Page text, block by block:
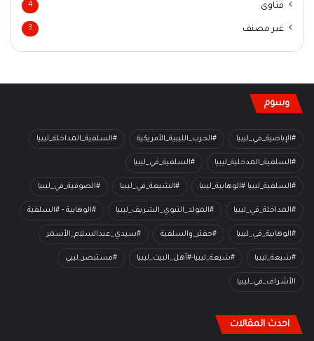
فتاوى 4
غير مصنف 3
وسوم
#الإباضية_في_ليبيا #الحرب_الليبية_الأمريكية #السلفية_المداخلة_ليبيا
#السلفية_المدخلية_ليبيا #السلفية_في_ليبيا
#السلفية_ليبيا #الوهابية_ليبيا #الشيعة_في_ليبيا #الصوفية_في_ليبيا
#المداخلة_في_ليبيا #المولد_النبوي_الشريف_ليبيا #الوهابية - #السلفية
#الوهابية_في_ليبيا #حفتر_والسلفية #سيدي_عبدالسلام_الأسمر
#شيعة_ليبيا #شيعة_ليبيا-#أهل_البيت_ليبيا #مستبصر_ليبي
الأشراف_في_ليبيا
احدث المقالات